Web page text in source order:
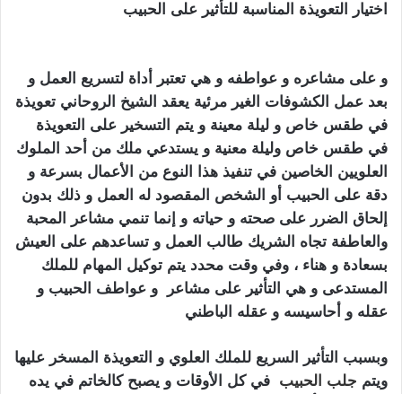
اختيار التعويذة المناسبة للتأثير على الحبيب
و على مشاعره و عواطفه و هي تعتبر أداة لتسريع العمل و
بعد عمل الكشوفات الغير مرئية يعقد الشيخ الروحاني تعويذة
في طقس خاص و ليلة معينة و يتم التسخير على التعويذة
في طقس خاص وليلة معنية و يستدعي ملك من أحد الملوك
العلويين الخاصين في تنفيذ هذا النوع من الأعمال بسرعة و
دقة على الحبيب أو الشخص المقصود له العمل و ذلك بدون
إلحاق الضرر على صحته و حياته و إنما تنمي مشاعر المحبة
والعاطفة تجاه الشريك طالب العمل و تساعدهم على العيش
بسعادة و هناء ، وفي وقت محدد يتم توكيل المهام للملك
المستدعى و هي التأثير على مشاعر و عواطف الحبيب و
عقله و أحاسيسه و عقله الباطني
وبسبب التأثير السريع للملك العلوي و التعويذة المسخر عليها
ويتم جلب الحبيب في كل الأوقات و يصبح كالخاتم في يده